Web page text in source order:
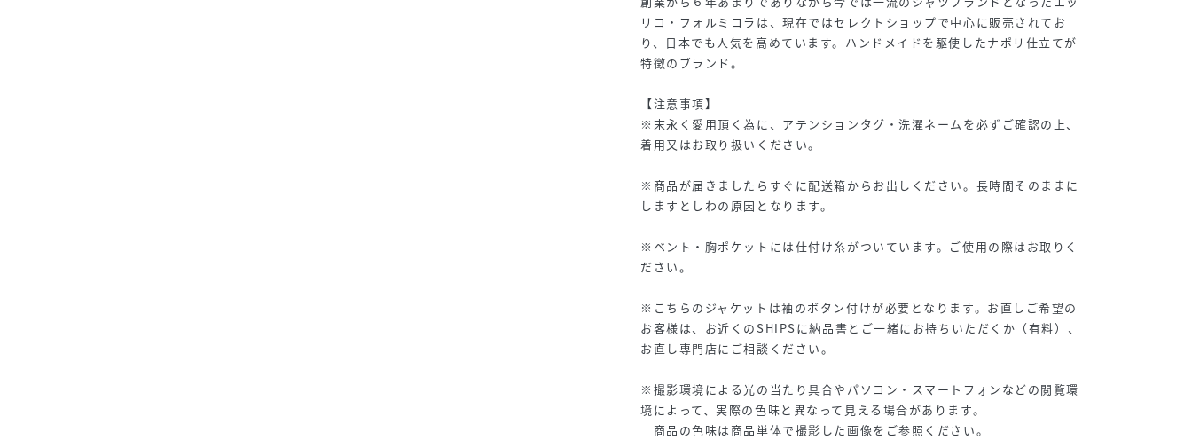
リコ・フォルミコラは、現在ではセレクトショップで中心に販売されてお
り、日本でも人気を高めています。ハンドメイドを駆使したナポリ仕立てが
特徴のブランド。
【注意事項】
※末永く愛用頂く為に、アテンションタグ・洗濯ネームを必ずご確認の上、
着用又はお取り扱いください。
※商品が届きましたらすぐに配送箱からお出しください。長時間そのままに
しますとしわの原因となります。
※ベント・胸ポケットには仕付け糸がついています。ご使用の際はお取りく
ださい。
※こちらのジャケットは袖のボタン付けが必要となります。お直しご希望の
お客様は、お近くのSHIPSに納品書とご一緒にお持ちいただくか（有料）、
お直し専門店にご相談ください。
※撮影環境による光の当たり具合やパソコン・スマートフォンなどの閲覧環
境によって、実際の色味と異なって見える場合があります。
商品の色味は商品単体で撮影した画像をご参照ください。